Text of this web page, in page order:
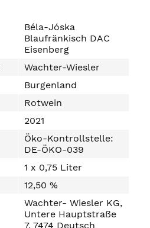
Béla-Jóska
Blaufränkisch DAC
Eisenberg
Wachter-Wiesler
Burgenland
Rotwein
2021
Öko-Kontrollstelle:
DE-ÖKO-039
1 x 0,75 Liter
12,50 %
Wachter- Wiesler KG,
Untere Hauptstraße
7, 7474 Deutsch